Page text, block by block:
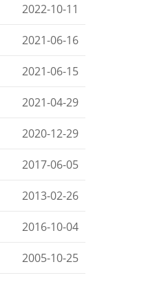
2022-10-11
2021-06-16
2021-06-15
2021-04-29
2020-12-29
2017-06-05
2013-02-26
2016-10-04
2005-10-25